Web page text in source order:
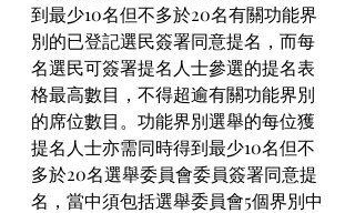
到最少10名但不多於20名有關功能界
別的已登記選民簽署同意提名，而每
名選民可簽署提名人士參選的提名表
格最高數目，不得超逾有關功能界別
的席位數目。功能界別選舉的每位獲
提名人士亦需同時得到最少10名但不
多於20名選舉委員會委員簽署同意提
名，當中須包括選舉委員會5個界別中